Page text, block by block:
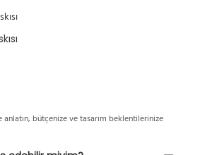
bütçenize ve tasarım beklentilerinize